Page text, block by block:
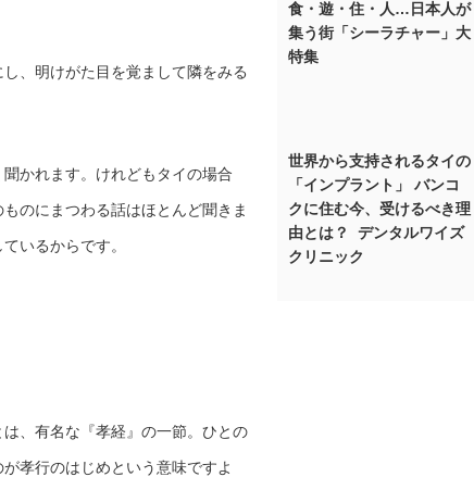
、明けがた目を覚まして隣をみる
かれます。けれどもタイの場合
のにまつわる話はほとんど聞きま
いるからです。
、有名な『孝経』の一節。ひとの
孝行のはじめという意味ですよ
食・遊・住・人…日本人が
集う街「シーラチャー」大
特集
世界から支持されるタイの
「インプラント」 バンコ
クに住む今、受けるべき理
由とは？ デンタルワイズ
クリニック